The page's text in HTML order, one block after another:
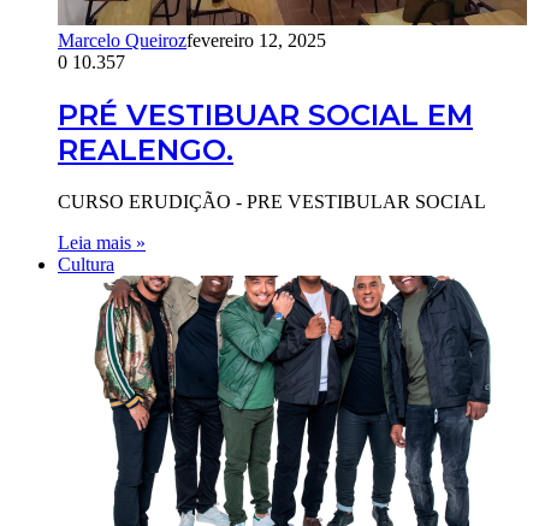
Marcelo Queirozfevereiro 12, 2025
0 10.357
PRÉ VESTIBUAR SOCIAL EM
REALENGO.
CURSO ERUDIÇÃO - PRE VESTIBULAR SOCIAL
Leia mais »
Cultura